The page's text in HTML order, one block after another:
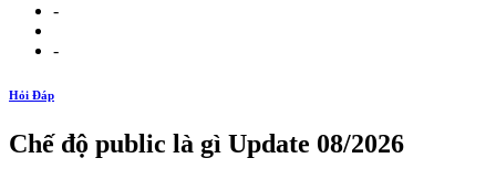
-
-
Hỏi Đáp
Chế độ public là gì Update 08/2026